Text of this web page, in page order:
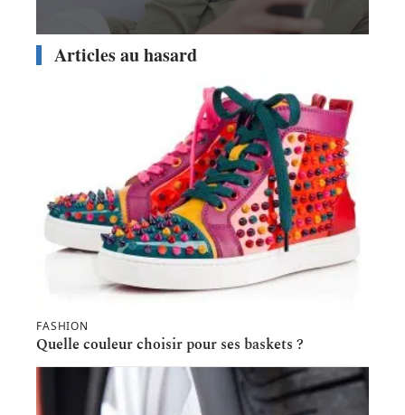
Articles au hasard
FASHION
Quelle couleur choisir pour ses baskets ?